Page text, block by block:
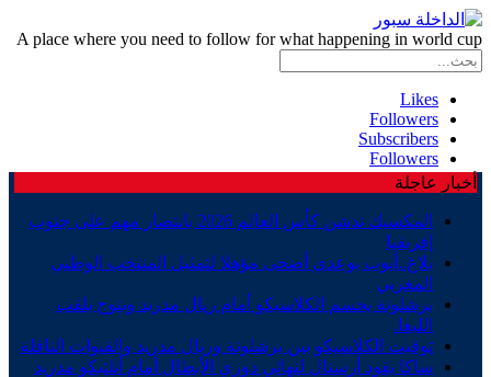
A place where you need to follow for what happening in world cup
Likes
Followers
Subscribers
Followers
أخبار عاجلة
المكسيك تدشن كأس العالم 2026 بانتصار مهم على جنوب
إفريقيا
بلاغ..أيوب بوعدي أضحى مؤهلا لتمثيل المنتخب الوطني
المغربي
برشلونة يحسم الكلاسيكو أمام ريال مدريد ويتوج بلقب
الليغا.
توقيت الكلاسيكو بين برشلونة وريال مدريد والقنوات الناقلة
ساكا يقود أرسنال لنهائي دوري الأبطال أمام أتلتيكو مدريد